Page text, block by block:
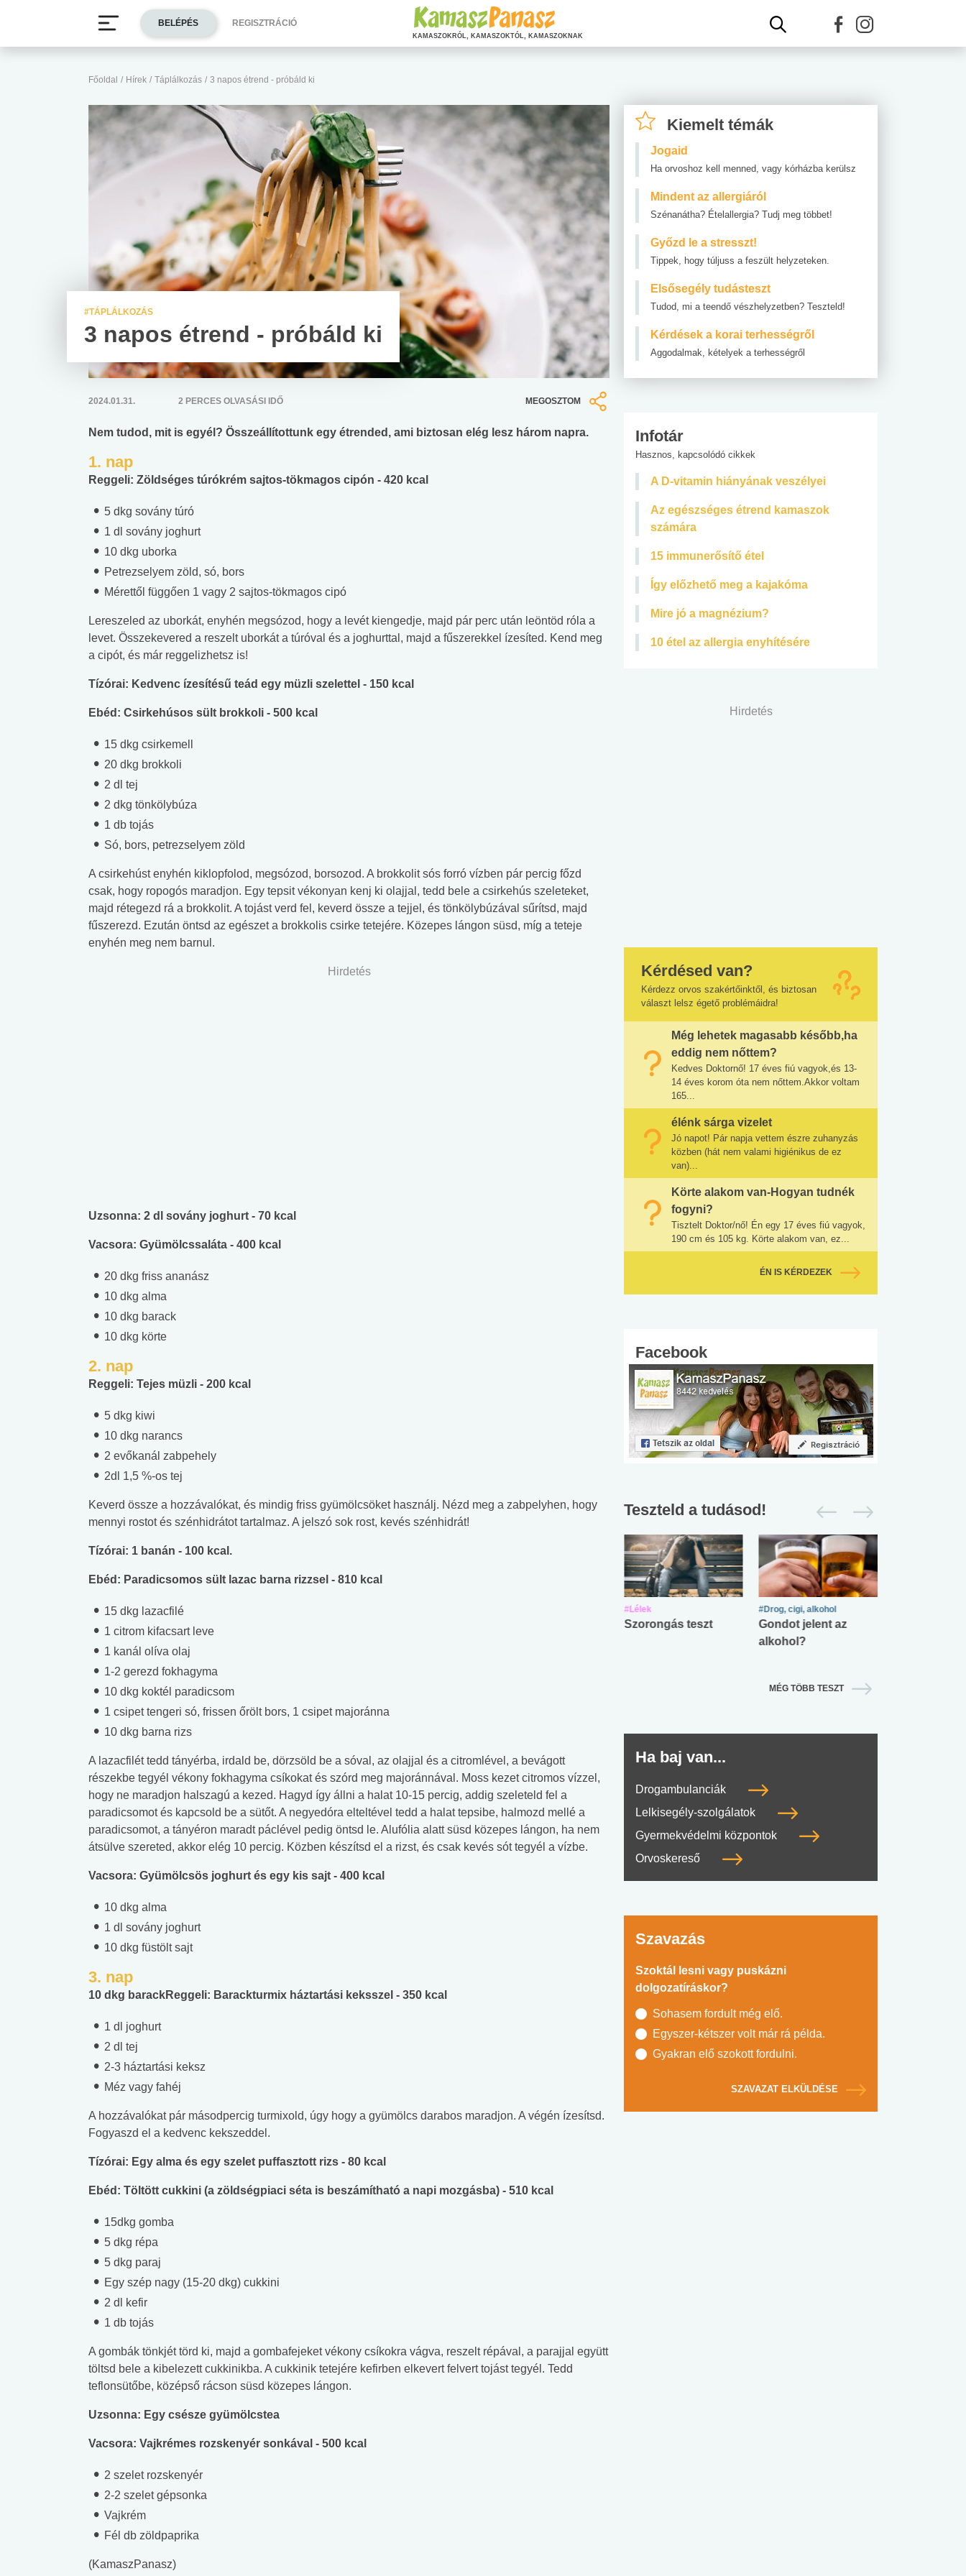
Főoldal / Hírek / Táplálkozás / 3 napos étrend - próbáld ki
#TÁPLÁLKOZÁS
3 napos étrend - próbáld ki
2024.01.31. 2 PERCES OLVASÁSI IDŐ MEGOSZTOM
Nem tudod, mit is egyél? Összeállítottunk egy étrended, ami biztosan elég lesz három napra.
1. nap
Reggeli: Zöldséges túrókrém sajtos-tökmagos cipón - 420 kcal
5 dkg sovány túró
1 dl sovány joghurt
10 dkg uborka
Petrezselyem zöld, só, bors
Mérettől függően 1 vagy 2 sajtos-tökmagos cipó
Lereszeled az uborkát, enyhén megsózod, hogy a levét kiengedje, majd pár perc után leöntöd róla a
levet. Összekevered a reszelt uborkát a túróval és a joghurttal, majd a fűszerekkel ízesíted. Kend meg
a cipót, és már reggelizhetsz is!
Tízórai: Kedvenc ízesítésű teád egy müzli szelettel - 150 kcal
Ebéd: Csirkehúsos sült brokkoli - 500 kcal
15 dkg csirkemell
20 dkg brokkoli
2 dl tej
2 dkg tönkölybúza
1 db tojás
Só, bors, petrezselyem zöld
A csirkehúst enyhén kiklopfolod, megsózod, borsozod. A brokkolit sós forró vízben pár percig főzd
csak, hogy ropogós maradjon. Egy tepsit vékonyan kenj ki olajjal, tedd bele a csirkehús szeleteket,
majd rétegezd rá a brokkolit. A tojást verd fel, keverd össze a tejjel, és tönkölybúzával sűrítsd, majd
fűszerezd. Ezután öntsd az egészet a brokkolis csirke tetejére. Közepes lángon süsd, míg a teteje
enyhén meg nem barnul.
Hirdetés
Uzsonna: 2 dl sovány joghurt - 70 kcal
Vacsora: Gyümölcssaláta - 400 kcal
20 dkg friss ananász
10 dkg alma
10 dkg barack
10 dkg körte
2. nap
Reggeli: Tejes müzli - 200 kcal
5 dkg kiwi
10 dkg narancs
2 evőkanál zabpehely
2dl 1,5 %-os tej
Keverd össze a hozzávalókat, és mindig friss gyümölcsöket használj. Nézd meg a zabpelyhen, hogy
mennyi rostot és szénhidrátot tartalmaz. A jelszó sok rost, kevés szénhidrát!
Tízórai: 1 banán - 100 kcal.
Ebéd: Paradicsomos sült lazac barna rizzsel - 810 kcal
15 dkg lazacfilé
1 citrom kifacsart leve
1 kanál olíva olaj
1-2 gerezd fokhagyma
10 dkg koktél paradicsom
1 csipet tengeri só, frissen őrölt bors, 1 csipet majoránna
10 dkg barna rizs
A lazacfilét tedd tányérba, irdald be, dörzsöld be a sóval, az olajjal és a citromlével, a bevágott
részekbe tegyél vékony fokhagyma csíkokat és szórd meg majoránnával. Moss kezet citromos vízzel,
hogy ne maradjon halszagú a kezed. Hagyd így állni a halat 10-15 percig, addig szeleteld fel a
paradicsomot és kapcsold be a sütőt. A negyedóra elteltével tedd a halat tepsibe, halmozd mellé a
paradicsomot, a tányéron maradt páclével pedig öntsd le. Alufólia alatt süsd közepes lángon, ha nem
átsülve szereted, akkor elég 10 percig. Közben készítsd el a rizst, és csak kevés sót tegyél a vízbe.
Vacsora: Gyümölcsös joghurt és egy kis sajt - 400 kcal
10 dkg alma
1 dl sovány joghurt
10 dkg füstölt sajt
3. nap
10 dkg barackReggeli: Barackturmix háztartási keksszel - 350 kcal
1 dl joghurt
2 dl tej
2-3 háztartási keksz
Méz vagy fahéj
A hozzávalókat pár másodpercig turmixold, úgy hogy a gyümölcs darabos maradjon. A végén ízesítsd.
Fogyaszd el a kedvenc kekszeddel.
Tízórai: Egy alma és egy szelet puffasztott rizs - 80 kcal
Ebéd: Töltött cukkini (a zöldségpiaci séta is beszámítható a napi mozgásba) - 510 kcal
15dkg gomba
5 dkg répa
5 dkg paraj
Egy szép nagy (15-20 dkg) cukkini
2 dl kefir
1 db tojás
A gombák tönkjét törd ki, majd a gombafejeket vékony csíkokra vágva, reszelt répával, a parajjal együtt
töltsd bele a kibelezett cukkinikba. A cukkinik tetejére kefirben elkevert felvert tojást tegyél. Tedd
teflonsütőbe, középső rácson süsd közepes lángon.
Uzsonna: Egy csésze gyümölcstea
Vacsora: Vajkrémes rozskenyér sonkával - 500 kcal
2 szelet rozskenyér
2-2 szelet gépsonka
Vajkrém
Fél db zöldpaprika
(KamaszPanasz)
Kiemelt témák
Jogaid
Ha orvoshoz kell menned, vagy kórházba kerülsz
Mindent az allergiáról
Szénanátha? Ételallergia? Tudj meg többet!
Győzd le a stresszt!
Tippek, hogy túljuss a feszült helyzeteken.
Elsősegély tudásteszt
Tudod, mi a teendő vészhelyzetben? Teszteld!
Kérdések a korai terhességről
Aggodalmak, kételyek a terhességről
Infotár
Hasznos, kapcsolódó cikkek
A D-vitamin hiányának veszélyei
Az egészséges étrend kamaszok
számára
15 immunerősítő étel
Így előzhető meg a kajakóma
Mire jó a magnézium?
10 étel az allergia enyhítésére
Hirdetés
Kérdésed van?
Kérdezz orvos szakértőinktől, és biztosan
választ lelsz égető problémáidra!
Még lehetek magasabb később,ha
eddig nem nőttem?
Kedves Doktornő! 17 éves fiú vagyok,és 13-
14 éves korom óta nem nőttem.Akkor voltam
165...
élénk sárga vizelet
Jó napot! Pár napja vettem észre zuhanyzás
közben (hát nem valami higiénikus de ez
van)...
Körte alakom van-Hogyan tudnék
fogyni?
Tisztelt Doktor/nő! Én egy 17 éves fiú vagyok,
190 cm és 105 kg. Körte alakom van, ez...
ÉN IS KÉRDEZEK
Facebook
Teszteld a tudásod!
#Zöldövezet
Mekkora az ökológiai
#Lélek
Szorongás teszt
#Drog, cigi, alkohol
Gondot jelent az
alkohol?
MÉG TÖBB TESZT
Ha baj van...
Drogambulanciák
Lelkisegély-szolgálatok
Gyermekvédelmi központok
Orvoskereső
Szavazás
Szoktál lesni vagy puskázni
dolgozatíráskor?
Sohasem fordult még elő.
Egyszer-kétszer volt már rá példa.
Gyakran elő szokott fordulni.
SZAVAZAT ELKÜLDÉSE
BELÉPÉS REGISZTRÁCIÓ
KAMASZOKRÓL, KAMASZOKTÓL, KAMASZOKNAK